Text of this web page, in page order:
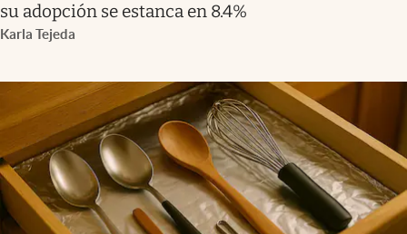
su adopción se estanca en 8.4%
Karla Tejeda